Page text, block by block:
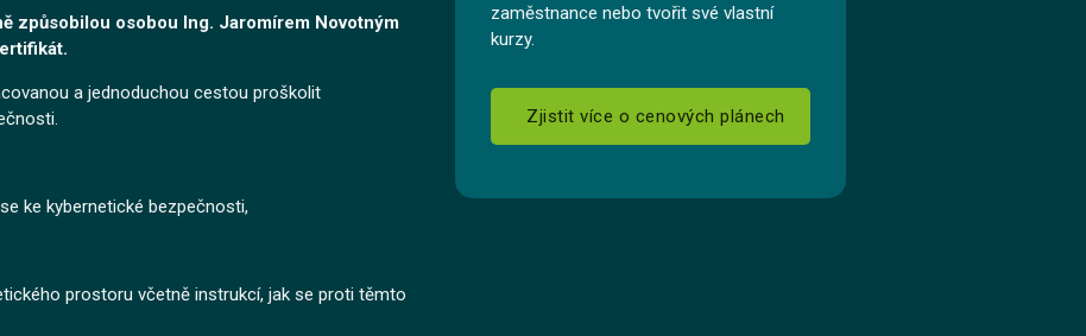
zaměstnance nebo tvořit své vlastní
kurzy.
Zjistit více o cenových plánech
způsobilou osobou Ing. Jaromírem Novotným
a jednoduchou cestou proškolit
ke kybernetické bezpečnosti,
prostoru včetně instrukcí, jak se proti těmto